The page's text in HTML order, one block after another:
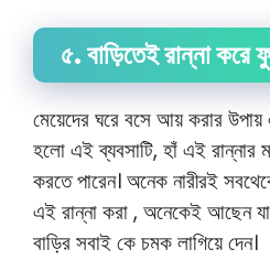
৫. বাড়িতেই রান্না করে
মেয়েদের ঘরে বসে আয় করার
হলো এই ব্যবসাটি, হাঁ এই রান্নার
করতে পারেন। অনেক নারীরই
এই রান্না করা , অনেকেই আছেন
বাড়ির সবাই কে চমক লাগিয়ে দেন।